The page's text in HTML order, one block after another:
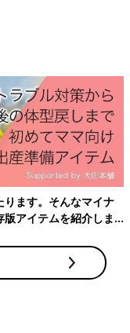
検査が必要というこ
ので、退院すること
ながら確定診断に必
した。
明リスクに言葉
ます。そんなマイナ
アイテムを紹介しま